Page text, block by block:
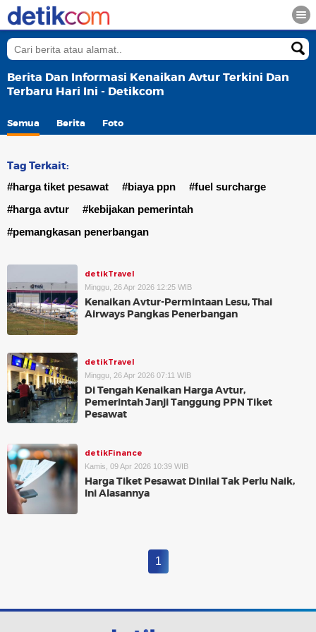
Berita Dan Informasi Kenaikan Avtur Terkini Dan
Terbaru Hari Ini - Detikcom
Semua Berita Foto
Tag Terkait:
#harga tiket pesawat #biaya ppn
#fuel surcharge
#harga avtur
#kebijakan pemerintah
#pemangkasan penerbangan
detikTravel
Minggu, 26 Apr 2026 12:25 WIB
Kenaikan Avtur-Permintaan Lesu, Thai
Airways Pangkas Penerbangan
detikTravel
Minggu, 26 Apr 2026 07:11 WIB
Di Tengah Kenaikan Harga Avtur,
Pemerintah Janji Tanggung PPN Tiket
Pesawat
detikFinance
Kamis, 09 Apr 2026 10:39 WIB
Harga Tiket Pesawat Dinilai Tak Perlu Naik,
Ini Alasannya
1